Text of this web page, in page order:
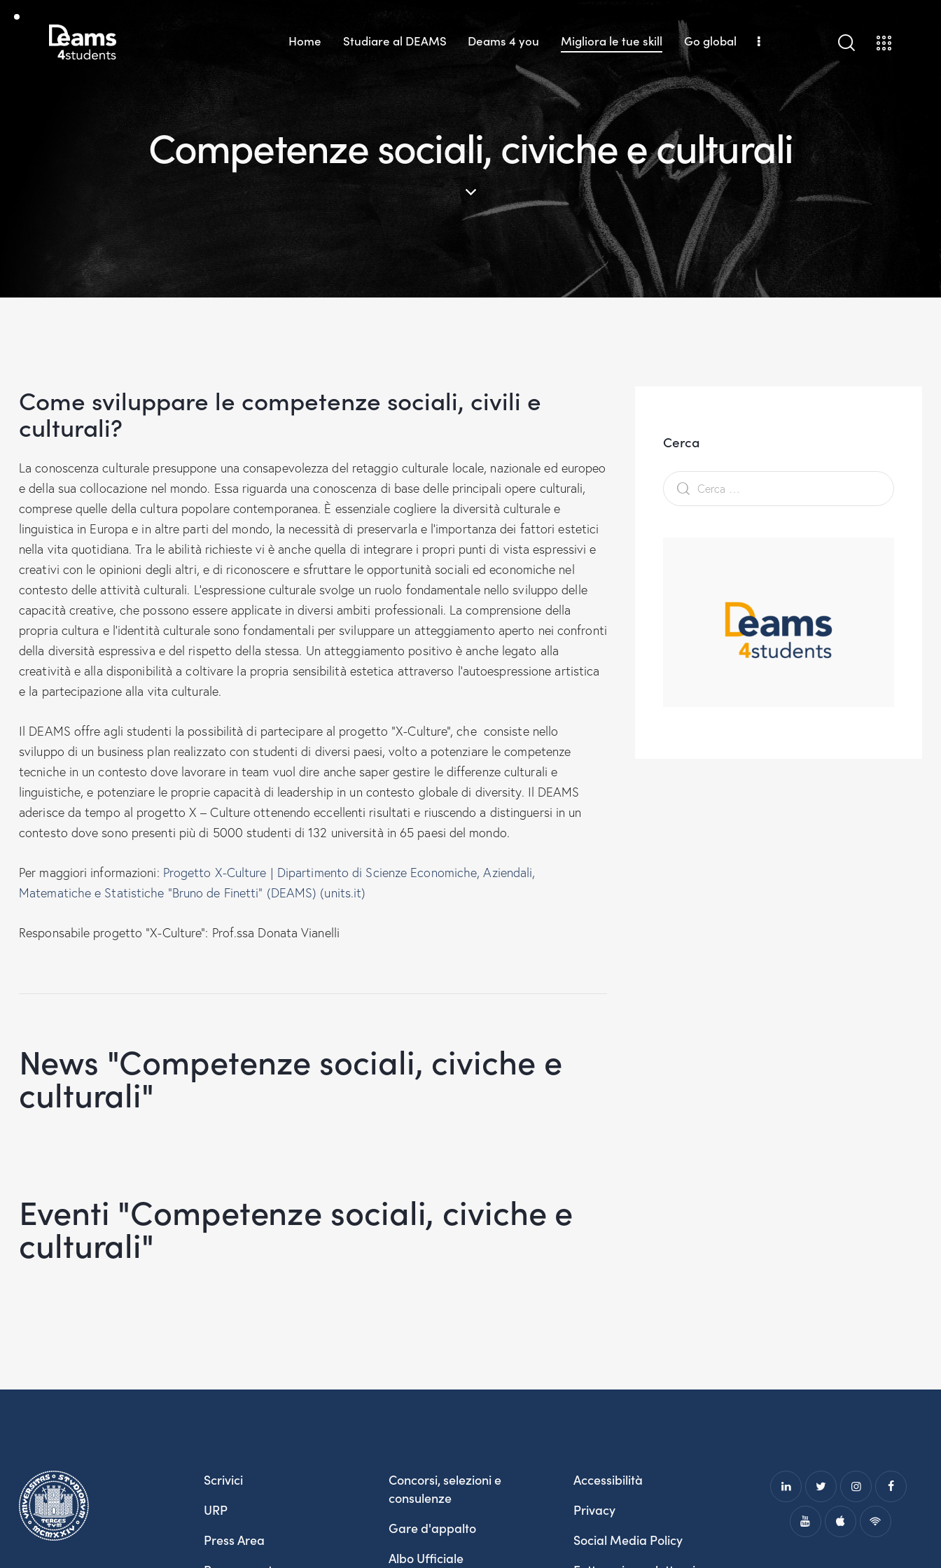
Home Studiare al DEAMS Deams 4 you Migliora le tue skill Go global
Competenze sociali, civiche e culturali
Come sviluppare le competenze sociali, civili e
culturali?
La conoscenza culturale presuppone una consapevolezza del retaggio culturale locale, nazionale ed europeo
e della sua collocazione nel mondo. Essa riguarda una conoscenza di base delle principali opere culturali,
comprese quelle della cultura popolare contemporanea. È essenziale cogliere la diversità culturale e
linguistica in Europa e in altre parti del mondo, la necessità di preservarla e l’importanza dei fattori estetici
nella vita quotidiana. Tra le abilità richieste vi è anche quella di integrare i propri punti di vista espressivi e
creativi con le opinioni degli altri, e di riconoscere e sfruttare le opportunità sociali ed economiche nel
contesto delle attività culturali. L’espressione culturale svolge un ruolo fondamentale nello sviluppo delle
capacità creative, che possono essere applicate in diversi ambiti professionali. La comprensione della
propria cultura e l’identità culturale sono fondamentali per sviluppare un atteggiamento aperto nei confronti
della diversità espressiva e del rispetto della stessa. Un atteggiamento positivo è anche legato alla
creatività e alla disponibilità a coltivare la propria sensibilità estetica attraverso l’autoespressione artistica
e la partecipazione alla vita culturale.
Il DEAMS offre agli studenti la possibilità di partecipare al progetto “X-Culture”, che consiste nello
sviluppo di un business plan realizzato con studenti di diversi paesi, volto a potenziare le competenze
tecniche in un contesto dove lavorare in team vuol dire anche saper gestire le differenze culturali e
linguistiche, e potenziare le proprie capacità di leadership in un contesto globale di diversity. Il DEAMS
aderisce da tempo al progetto X – Culture ottenendo eccellenti risultati e riuscendo a distinguersi in un
contesto dove sono presenti più di 5000 studenti di 132 università in 65 paesi del mondo.
Per maggiori informazioni: Progetto X-Culture | Dipartimento di Scienze Economiche, Aziendali,
Matematiche e Statistiche “Bruno de Finetti” (DEAMS) (units.it)
Responsabile progetto “X-Culture”: Prof.ssa Donata Vianelli
News "Competenze sociali, civiche e
culturali"
Eventi "Competenze sociali, civiche e
culturali"
Cerca
Scrivici
URP
Press Area
Concorsi, selezioni e
consulenze
Gare d'appalto
Albo Ufficiale
Accessibilità
Privacy
Social Media Policy